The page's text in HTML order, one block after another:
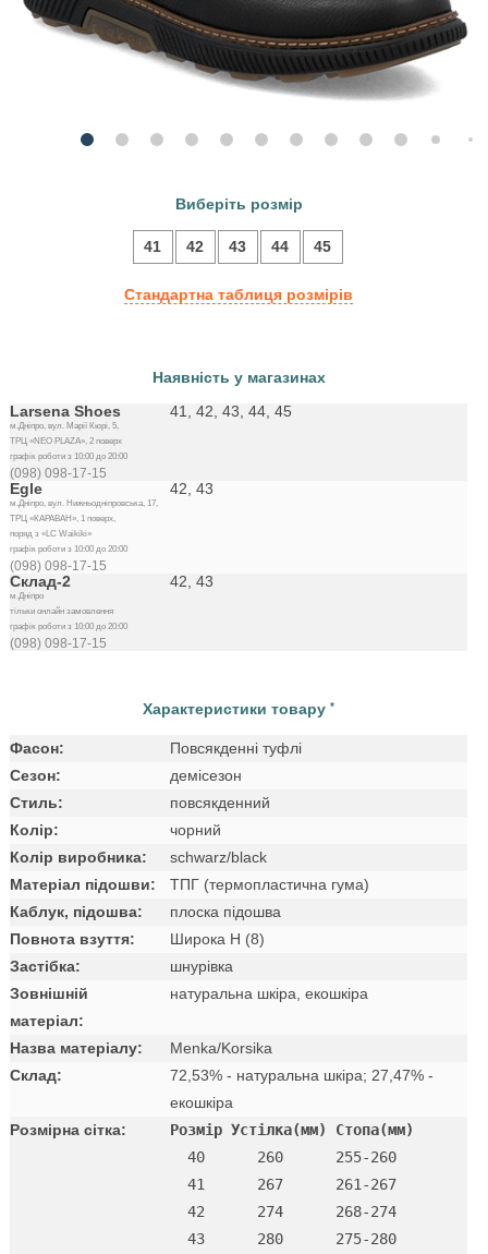
Виберіть розмір
41 42 43 44 45
Стандартна таблиця розмірів
Наявність у магазинах
Larsena Shoes
м.Дніпро, вул. Марії Кюрі, 5,
ТРЦ «NEO PLAZA», 2 поверх
графік роботи з 10:00 до 20:00
(098) 098-17-15
41, 42, 43, 44, 45
Egle
м.Дніпро, вул. Нижньодніпровська, 17,
ТРЦ «КАРАВАН», 1 поверх,
поряд з «LC Waikiki»
графік роботи з 10:00 до 20:00
(098) 098-17-15
42, 43
Склад-2
м.Дніпро
тільки онлайн замовлення
графік роботи з 10:00 до 20:00
(098) 098-17-15
42, 43
Характеристики товару *
Фасон:
Повсякденні туфлі
Сезон:
демісезон
Стиль:
повсякденний
Колір:
чорний
Колір виробника:
schwarz/black
Матеріал підошви:
ТПГ (термопластична гума)
Каблук, підошва:
плоска підошва
Повнота взуття:
Широка H (8)
Застібка:
шнурівка
Зовнішній
матеріал:
натуральна шкіра, екошкіра
Назва матеріалу:
Menka/Korsika
Склад:
72,53% - натуральна шкіра; 27,47% -
екошкіра
Розмірна сітка:
Розмір Устілка(мм) Стопа(мм)
  40      260      255-260
  41      267      261-267
  42      274      268-274
  43      280      275-280